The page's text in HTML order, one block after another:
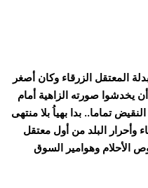
المعتقل الزرقاء وكان أصغر
يخدشوا صورته الزاهية أمام
تماما.. بدا بهياُ بلا منتهى
وأحرار البلد من أول معتقل
الأحلام وهوامير السوق